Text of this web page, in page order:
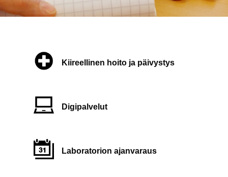
Kiireellinen hoito ja päivystys
Digipalvelut
Laboratorion ajanvaraus